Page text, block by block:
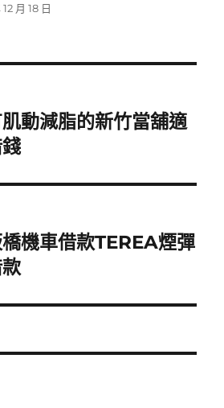
月 18 日
動減脂的新竹當舖適
機車借款TEREA煙彈